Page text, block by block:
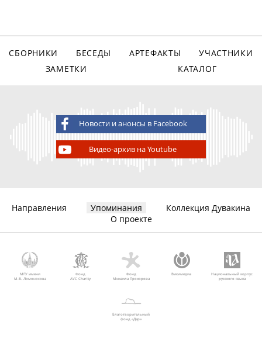
СБОРНИКИ БЕСЕДЫ АРТЕФАКТЫ
УЧАСТНИКИ
ЗАМЕТКИ
КАТАЛОГ
Новости и анонсы в Facebook
Видео-архив на Youtube
Направления Упоминания
Коллекция Дувакина
О проекте
МГУ имени
М.В. Ломоносова
Фонд
AVC Charity
Фонд
Михаила Прохорова
Викимедиа
Национальный корпус
русского языка
Благотворительный
фонд «Дар»